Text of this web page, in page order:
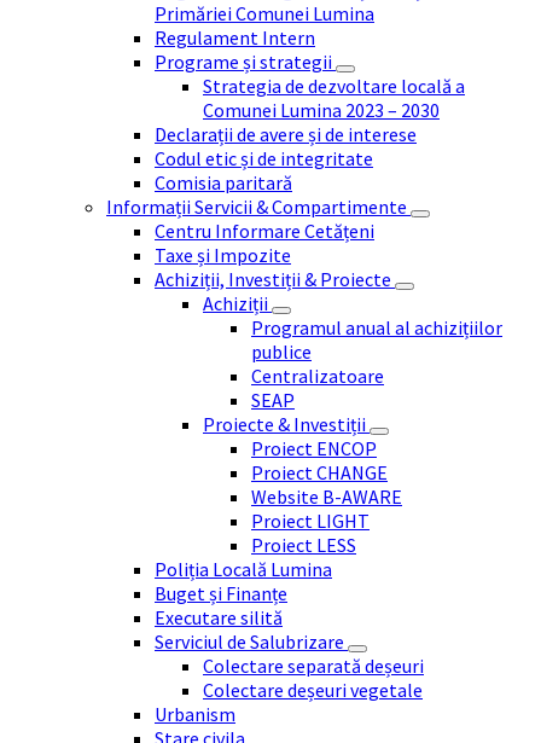
Primăriei Comunei Lumina
Regulament Intern
Programe și strategii
Strategia de dezvoltare locală a
Comunei Lumina 2023 – 2030
Declarații de avere și de interese
Codul etic și de integritate
Comisia paritară
Informații Servicii & Compartimente
Centru Informare Cetățeni
Taxe și Impozite
Achiziții, Investiții & Proiecte
Achiziții
Programul anual al achizițiilor
publice
Centralizatoare
SEAP
Proiecte & Investiții
Proiect ENCOP
Proiect CHANGE
Website B-AWARE
Proiect LIGHT
Proiect LESS
Poliția Locală Lumina
Buget și Finanțe
Executare silită
Serviciul de Salubrizare
Colectare separată deșeuri
Colectare deșeuri vegetale
Urbanism
Stare civila